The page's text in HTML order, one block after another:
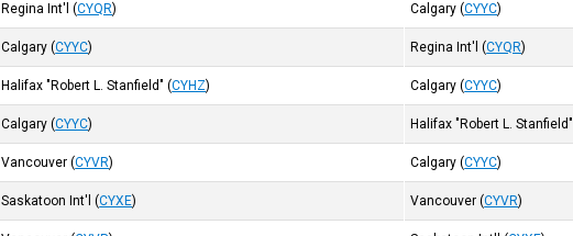
Regina Int'l (CYQR) Calgary (CYYC)
Calgary (CYYC) Regina Int'l (CYQR)
Halifax "Robert L. Stanfield" (CYHZ) Calgary (CYYC)
Calgary (CYYC) Halifax "Robert L. Stanfield"
Vancouver (CYVR) Calgary (CYYC)
Saskatoon Int'l (CYXE) Vancouver (CYVR)